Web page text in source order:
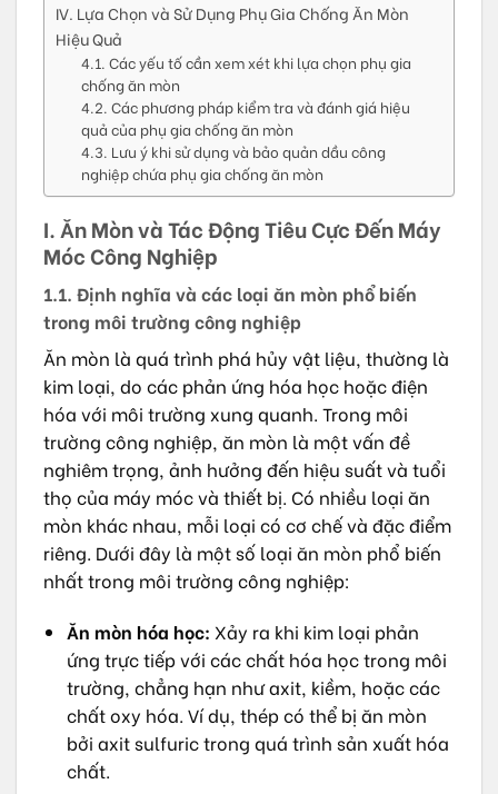
IV. Lựa Chọn và Sử Dụng Phụ Gia Chống Ăn Mòn
Hiệu Quả
4.1. Các yếu tố cần xem xét khi lựa chọn phụ gia
chống ăn mòn
4.2. Các phương pháp kiểm tra và đánh giá hiệu
quả của phụ gia chống ăn mòn
4.3. Lưu ý khi sử dụng và bảo quản dầu công
nghiệp chứa phụ gia chống ăn mòn
I. Ăn Mòn và Tác Động Tiêu Cực Đến Máy
Móc Công Nghiệp
1.1. Định nghĩa và các loại ăn mòn phổ biến
trong môi trường công nghiệp
Ăn mòn là quá trình phá hủy vật liệu, thường là
kim loại, do các phản ứng hóa học hoặc điện
hóa với môi trường xung quanh. Trong môi
trường công nghiệp, ăn mòn là một vấn đề
nghiêm trọng, ảnh hưởng đến hiệu suất và tuổi
thọ của máy móc và thiết bị. Có nhiều loại ăn
mòn khác nhau, mỗi loại có cơ chế và đặc điểm
riêng. Dưới đây là một số loại ăn mòn phổ biến
nhất trong môi trường công nghiệp:
Ăn mòn hóa học: Xảy ra khi kim loại phản
ứng trực tiếp với các chất hóa học trong môi
trường, chẳng hạn như axit, kiềm, hoặc các
chất oxy hóa. Ví dụ, thép có thể bị ăn mòn
bởi axit sulfuric trong quá trình sản xuất hóa
chất.